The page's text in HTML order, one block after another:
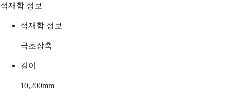
적재함 정보
적재함 정보
극초장축
길이
10,200mm